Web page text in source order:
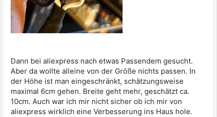
Dann bei aliexpress nach etwas Passendem gesucht.
Aber da wollte alleine von der Größe nichts passen. In
der Höhe ist man eingeschränkt, schätzungsweise
maximal 6cm gehen. Breite geht mehr, geschätzt ca.
10cm. Auch war ich mir nicht sicher ob ich mir von
aliexpress wirklich eine Verbesserung ins Haus hole.